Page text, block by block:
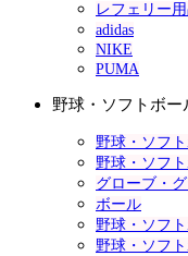
レフェリー
adidas
NIKE
PUMA
野球・ソフトボー
野球・ソフ
野球・ソフ
グローブ・
ボール
野球・ソフ
野球・ソフ